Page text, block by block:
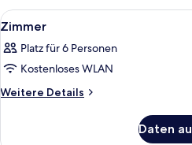
Alle
Fotos
für
Zimmer
anzeigen
14
Zimmer
Platz für 6 Personen
Kostenloses WLAN
Weitere Details
Weitere
Daten